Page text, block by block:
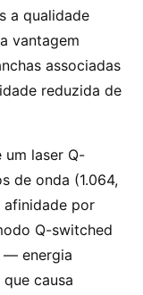
a qualidade
vantagem
associadas
reduzida de
um laser Q-
de onda (1.064,
afinidade por
Q-switched
— energia
causa